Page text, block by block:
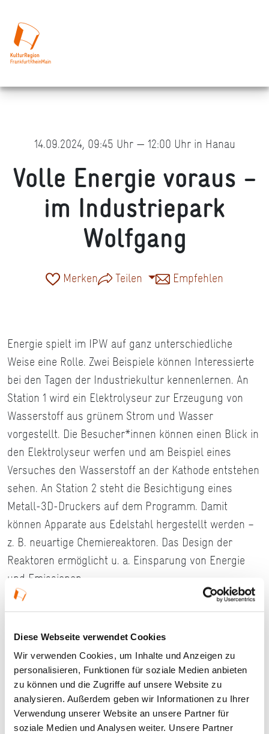
Diese Webseite verwendet Cookies
Wir verwenden Cookies, um Inhalte und Anzeigen zu
personalisieren, Funktionen für soziale Medien anbieten
zu können und die Zugriffe auf unsere Website zu
analysieren. Außerdem geben wir Informationen zu Ihrer
Verwendung unserer Website an unsere Partner für
soziale Medien und Analysen weiter. Unsere Partner
14.09.2024, 09:45 Uhr — 12:00 Uhr in Hanau
Volle Energie voraus –
im Industriepark
Wolfgang
Merken Teilen Empfehlen
Energie spielt im IPW auf ganz unterschiedliche
Weise eine Rolle. Zwei Beispiele können Interessierte
bei den Tagen der Industriekultur kennenlernen. An
Station 1 wird ein Elektrolyseur zur Erzeugung von
Wasserstoff aus grünem Strom und Wasser
vorgestellt. Die Besucher*innen können einen Blick in
den Elektrolyseur werfen und am Beispiel eines
Versuches den Wasserstoff an der Kathode entstehen
sehen. An Station 2 steht die Besichtigung eines
Metall-3D-Druckers auf dem Programm. Damit
können Apparate aus Edelstahl hergestellt werden –
z. B. neuartige Chemiereaktoren. Das Design der
Reaktoren ermöglicht u. a. Einsparung von Energie
und Emissionen.
Details
14.09.2024, 09:45 Uhr — 12:00 Uhr in Hanau
Veranstaltungstyp:Betriebsbesichtigung